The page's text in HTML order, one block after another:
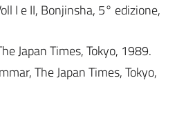
I e II, Bonjinsha, 5° edizione,
Japan Times, Tokyo, 1989.
The Japan Times, Tokyo,